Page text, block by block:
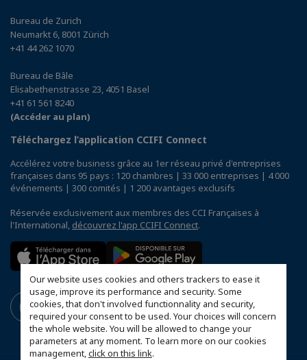
Our website uses cookies and others trackers to ease it
usage, improve its performance and security. Some
cookies, that don't involved functionnality and security,
required your consent to be used. Your choices will concern
the whole website. You will be allowed to change your
parameters at any moment. To learn more on our cookies
management,click on this link.
Bureau de Zurich
Neumarkt 6, 8001 Zürich
+41 44 262 1070
Bureau de Bâle
Elisabethenstrasse 23, 4051 Basel
+41 61 561 8240
(Accéder au plan)
Téléchargez l’application CCIFI Connect
Accélérez votre business grâce au 1er réseau privé d'entreprises
françaises dans 95 pays : 120 chambres | 33 000 entreprises | 4 000
événements | 300 comités | 1 200 avantages exclusifs
Réservée exclusivement aux membres des CCI Françaises à
l'International, découvrez l'app CCIFI Connect.